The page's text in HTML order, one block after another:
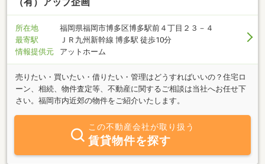
所在地
福岡県福岡市博多区博多駅前４丁目２３－４
最寄駅
ＪＲ九州新幹線 博多駅 徒歩10分
情報提供元
アットホーム
売りたい・買いたい・借りたい・管理はどうすればいいの？住宅ロ
ーン、相続、物件査定等、不動産に関するご相談は当社へお任せ下
さい。福岡市内近郊の物件をご紹介いたします。
この不動産会社が取り扱う
賃貸物件を探す